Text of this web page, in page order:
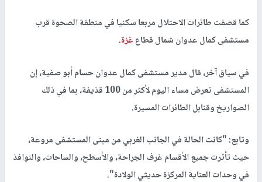
كما قصفت طائرات الاحتلال مربعا سكنيا في منطقة الصحوة قرب
مستشفى كمال عدوان شمال قطاعغزة.
في سياق آخر، قال مدير مستشفى كمال عدوان حسام أبو صفية، إن
المستشفى تعرض مساء اليوم لأكثر من 100 قذيفة، بما في ذلك
الصواريخ وقنابل الطائرات المسيرة.
وتابع: "كانت الحالة في الجانب الغربي من مبنى المستشفى مروعة،
حيث تأثرت جميع الأقسام غرف الجراحة، والأسطح، والساحات، والنوافذ
في وحدات العناية المركزة حديثي الولادة".